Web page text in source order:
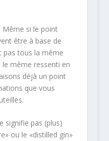
Même si le point
être à base de
pas tous la même
même ressenti en
déjà un point
que vous
signifie pas (plus)
ou le «distilled gin»